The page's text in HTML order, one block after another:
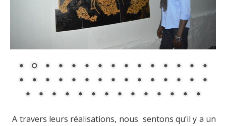
A travers leurs réalisations, nous sentons qu’il y a un